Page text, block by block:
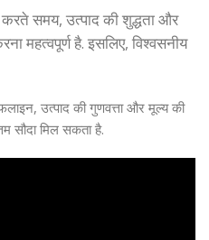
समय, उत्पाद की शुद्धता और
महत्वपूर्ण है. इसलिए, विश्वसनीय
उत्पाद की गुणवत्ता और मूल्य की
सौदा मिल सकता है.